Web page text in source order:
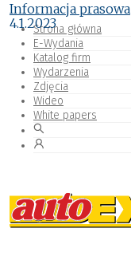
Strona główna
E-Wydania
Katalog firm
Wydarzenia
Zdjęcia
Wideo
White papers
Informacja prasowa
4.1.2023